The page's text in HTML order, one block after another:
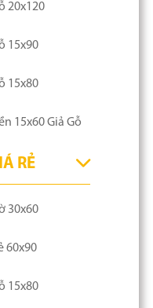
20x120
15x90
15x80
15x60 Giả Gỗ
RẺ
30x60
60x90
15x80